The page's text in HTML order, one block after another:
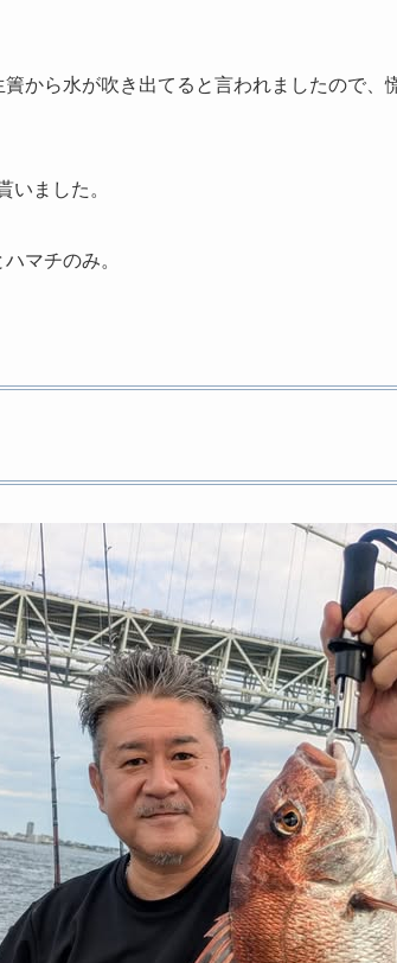
から水が吹き出てると言われましたので、
ました。
マチのみ。